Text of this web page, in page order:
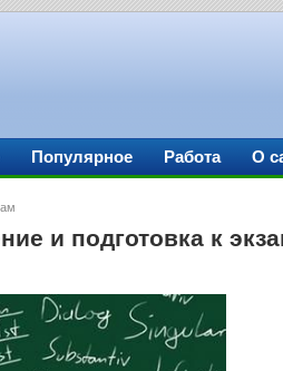
и подготовка к
Популярное Работа О